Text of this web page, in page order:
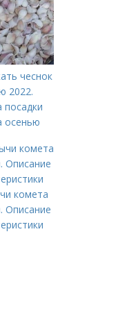
чеснок
2022.
посадки
осенью
комета
Описание